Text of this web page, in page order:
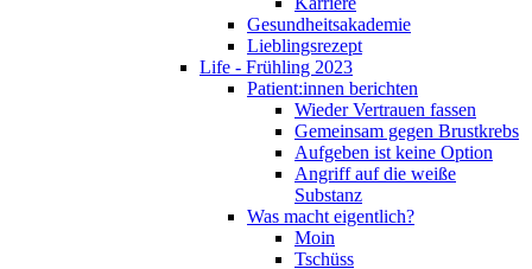
Gesundheitsakademie
Lieblingsrezept
Life - Frühling 2023
Patient:innen berichten
Wieder Vertrauen fassen
Gemeinsam gegen Brustkrebs
Aufgeben ist keine Option
Angriff auf die weiße
Substanz
Was macht eigentlich?
Moin
Tschüss